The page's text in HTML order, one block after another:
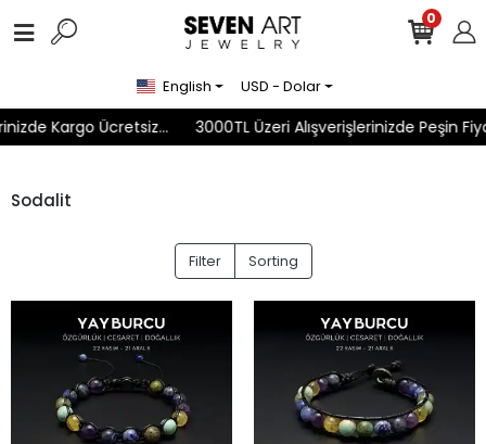
Kargo Ücretsiz... 3000TL Üzeri Alışverişlerinizde Peşin
0
English USD - Dolar
Sodalit
Filter Sorting